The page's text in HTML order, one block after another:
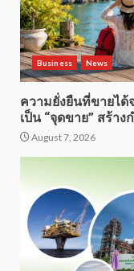
Business News
ความยั่งยืนที่ขายได้
เป็น “จุดขาย” สร้าง
August 7, 2026